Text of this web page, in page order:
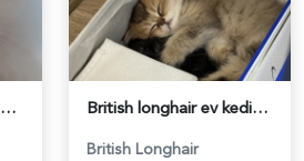
British Longhair 1 Yaşında Kedim Eş Arıyor - 118984348 British longhair ev kedisi - 118984334
British Longhair